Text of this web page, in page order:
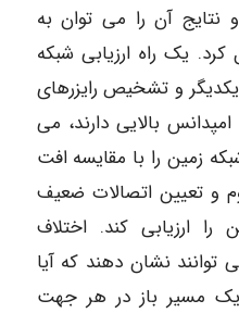
آن را می توان به
یک راه ارزیابی شبکه
یکدیگر و تشخیص رایزرهای
بالایی دارند، می
زمین را با مقایسه افت
و تعیین اتصالات ضعیف
ارزیابی کند. اختلاف
توانند نشان دهند که آیا
یک مسیر باز در هر جهت